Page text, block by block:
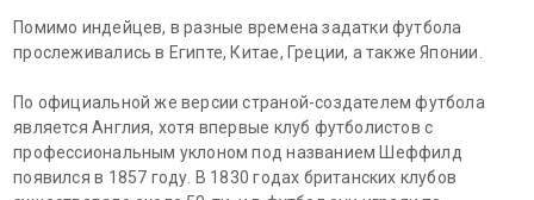
Помимо индейцев, в разные времена задатки футбола
прослеживались в Египте, Китае, Греции, а также Японии.
По официальной же версии страной-создателем футбола
является Англия, хотя впервые клуб футболистов с
профессиональным уклоном под названием Шеффилд
появился в 1857 году. В 1830 годах британских клубов